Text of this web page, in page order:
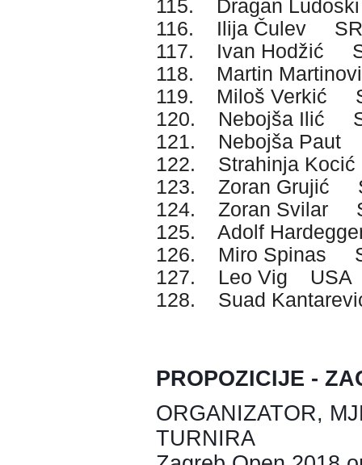
115. Dragan
116. Ilija Čulev
117. Ivan Hodžić
118. Martin
119. Miloš Verkić
120. Nebojša Ilić
121. Nebojša Paut
122. Strahinja
123. Zoran Grujić
124. Zoran Svilar
125. Adolf
126. Miro Spinas
127. Leo Vig USA
128. Suad
PROPOZICIJE -
ORGANIZATOR,
TURNIRA